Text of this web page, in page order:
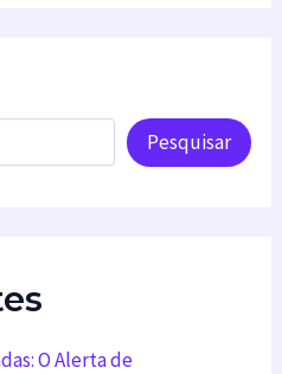
Pesquisar
O Alerta de